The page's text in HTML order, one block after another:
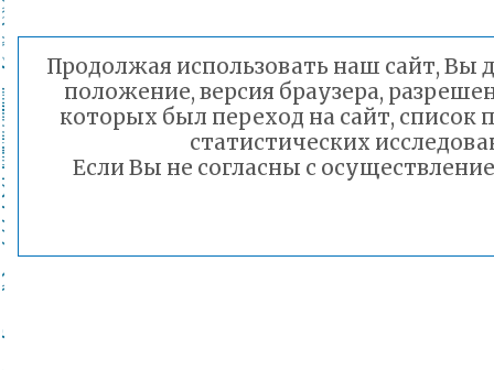
Продолжая использовать наш сайт, Вы
положение, версия браузера,
которых был переход на сайт,
статистических
Если Вы не согласны с